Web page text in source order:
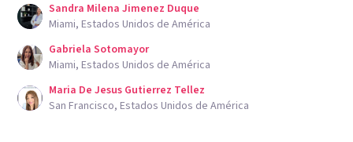
Sandra Milena Jimenez Duque
Miami, Estados Unidos de América
Gabriela Sotomayor
Miami, Estados Unidos de América
Maria De Jesus Gutierrez Tellez
San Francisco, Estados Unidos de América